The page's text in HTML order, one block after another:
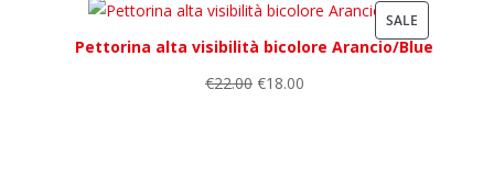
SALE
ON
Pettorina alta visibilità bicolore Arancio/Blue
€22.00 €18.00